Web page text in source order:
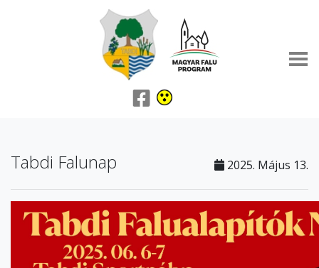
Tabdi Falunap 2025. Május 13.